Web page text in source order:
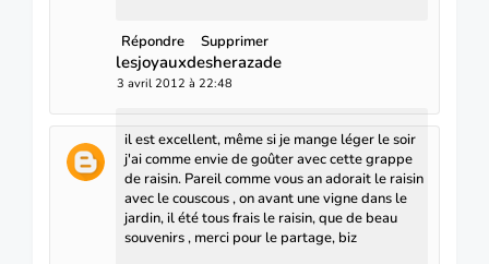
Répondre Supprimer
lesjoyauxdesherazade
3 avril 2012 à 22:48
il est excellent, même si je mange léger le soir
j'ai comme envie de goûter avec cette grappe
de raisin. Pareil comme vous an adorait le raisin
avec le couscous , on avant une vigne dans le
jardin, il été tous frais le raisin, que de beau
souvenirs , merci pour le partage, biz